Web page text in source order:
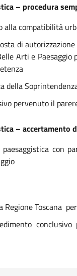
– procedura
compatibilità
di
Arti e Paesaggio
della
pervenuto il
– accertamento
con
Regione Toscana